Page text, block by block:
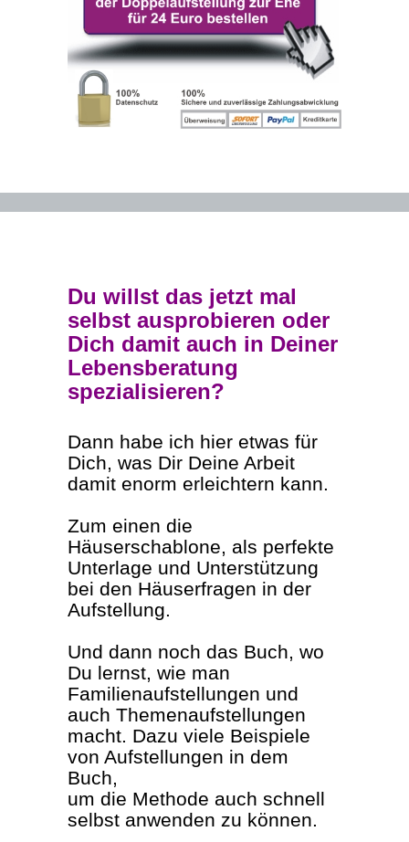
Du willst das jetzt mal
selbst ausprobieren oder
Dich damit auch in Deiner
Lebensberatung
spezialisieren?
Dann habe ich hier etwas für
Dich, was Dir Deine Arbeit
damit enorm erleichtern kann.
Zum einen die
Häuserschablone, als perfekte
Unterlage und Unterstützung
bei den Häuserfragen in der
Aufstellung.
Und dann noch das Buch, wo
Du lernst, wie man
Familienaufstellungen und
auch Themenaufstellungen
macht. Dazu viele Beispiele
von Aufstellungen in dem
Buch,
um die Methode auch schnell
selbst anwenden zu können.